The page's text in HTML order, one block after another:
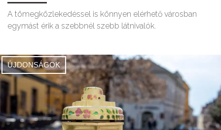
A tömegközlekedéssel is könnyen elérhető városban
egymást érik a szebbnél szebb látnivalók.
ÚJDONSÁGOK